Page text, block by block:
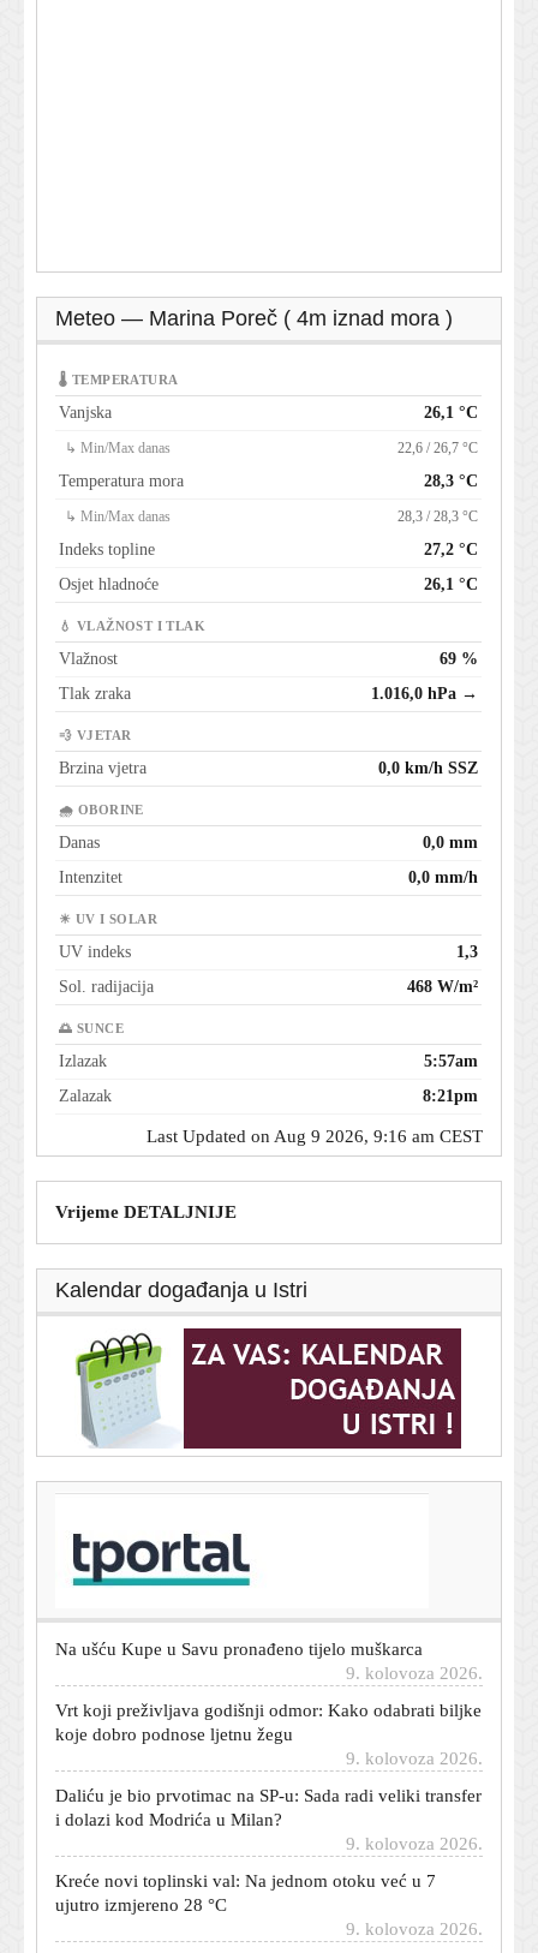
Meteo — Marina Poreč ( 4m iznad mora )
🌡 TEMPERATURA
Vanjska 26,1 °C
↳ Min/Max danas 22,6 / 26,7 °C
Temperatura mora 28,3 °C
↳ Min/Max danas 28,3 / 28,3 °C
Indeks topline
27,2 °C
Osjet hladnoće
26,1 °C
💧 VLAŽNOST I TLAK
Vlažnost
69 %
Tlak zraka
1.016,0 hPa →
💨 VJETAR
Brzina vjetra 0,0 km/h SSZ
🌧 OBORINE
Danas
0,0 mm
Intenzitet
0,0 mm/h
☀ UV I SOLAR
UV indeks
1,3
Sol. radijacija
468 W/m²
🌅 SUNCE
Izlazak
5:57am
Zalazak
8:21pm
Last Updated on Aug 9 2026, 9:16 am CEST
Vrijeme DETALJNIJE
Kalendar događanja u Istri
Još jedan Hrvat dolazi u Brazil: Igrat će gradski derbi
protiv Krovinovića
Na ušću Kupe u Savu pronađeno tijelo muškarca
9. kolovoza 2026.
Vrt koji preživljava godišnji odmor: Kako odabrati biljke
koje dobro podnose ljetnu žegu
Daliću je bio prvotimac na SP-u: Sada radi veliki transfer
i dolazi kod Modrića u Milan?
Kreće novi toplinski val: Na jednom otoku već u 7
ujutro izmjereno 28 °C
Zekić nakon kiksa Sarajeva zabrinuo navijače: 'O